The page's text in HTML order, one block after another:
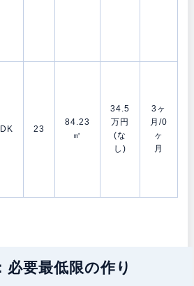
23
84.23
㎡
34.5
万円
(な
し)
3ヶ
月/0
ヶ
月
必要最低限の作り